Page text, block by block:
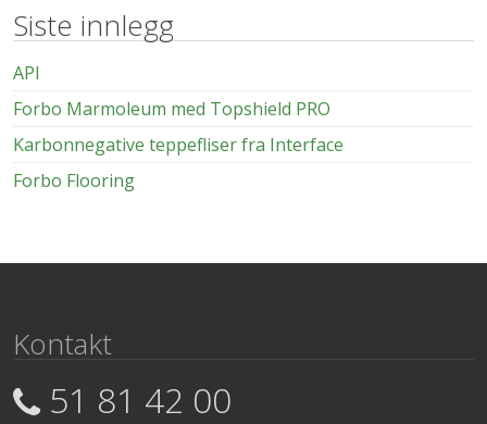
Siste innlegg
API
Forbo Marmoleum med Topshield PRO
Karbonnegative teppefliser fra Interface
Forbo Flooring
Kontakt
51 81 42 00